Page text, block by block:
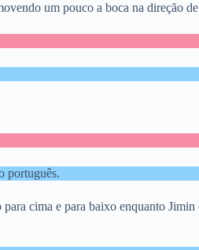
um pouco a boca na direção
português.
cima e para baixo enquanto